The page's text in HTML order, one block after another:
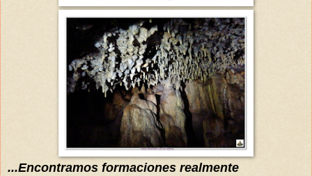
...Encontramos formaciones realmente